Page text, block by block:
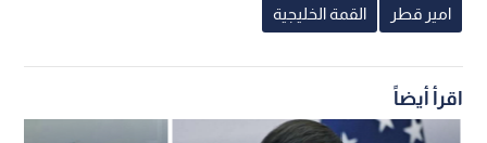
امير قطر القمة الخليجية
اقرأ أيضاً